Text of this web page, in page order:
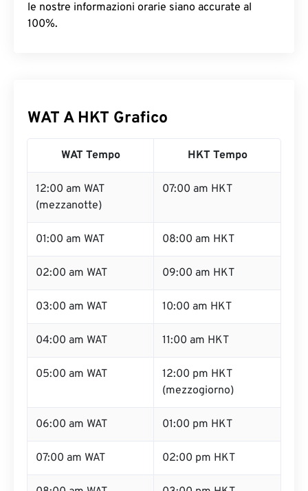
le nostre informazioni orarie siano accurate al
100%.
WAT A HKT Grafico
WAT Tempo HKT Tempo
12:00 am WAT
(mezzanotte)
07:00 am HKT
01:00 am WAT 08:00 am HKT
02:00 am WAT 09:00 am HKT
03:00 am WAT 10:00 am HKT
04:00 am WAT 11:00 am HKT
05:00 am WAT
12:00 pm HKT
(mezzogiorno)
06:00 am WAT 01:00 pm HKT
07:00 am WAT 02:00 pm HKT